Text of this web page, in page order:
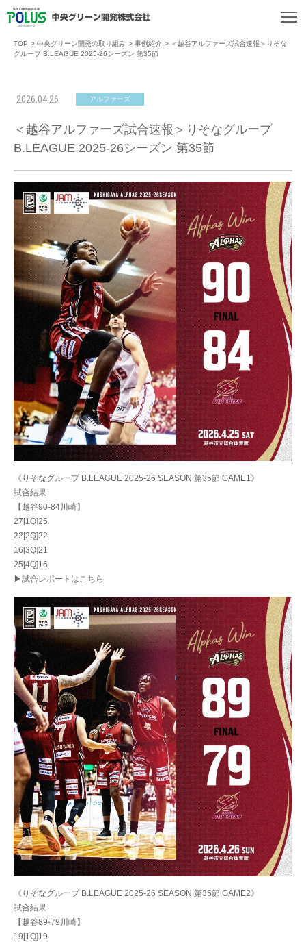
TOP > 中央グリーン開発の取り組み > 事例紹介 > ＜越谷アルファーズ試合速報＞りそな
グループ B.LEAGUE 2025-26シーズン 第35節
2026.04.26 アルファーズ
＜越谷アルファーズ試合速報＞りそなグループ
B.LEAGUE 2025-26シーズン 第35節
《りそなグループ B.LEAGUE 2025-26 SEASON 第35節 GAME1》
試合結果
【越谷90-84川崎】
27[1Q]25
22[2Q]22
16[3Q]21
25[4Q]16
▶試合レポートはこちら
《りそなグループ B.LEAGUE 2025-26 SEASON 第35節 GAME2》
試合結果
【越谷89-79川崎】
19[1Q]19